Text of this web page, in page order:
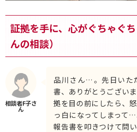
証拠を手に、心がぐちゃぐ
んの相談）
品川さん…。先日いた
書、ありがとうござい
拠を目の前にしたら、
っ白になってしまって
報告書を叩きつけて問